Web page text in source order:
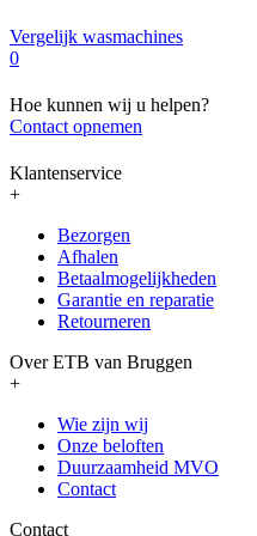
Vergelijk wasmachines
0
Hoe kunnen wij u helpen?
Contact opnemen
Klantenservice
+
Bezorgen
Afhalen
Betaalmogelijkheden
Garantie en reparatie
Retourneren
Over ETB van Bruggen
+
Wie zijn wij
Onze beloften
Duurzaamheid MVO
Contact
Contact